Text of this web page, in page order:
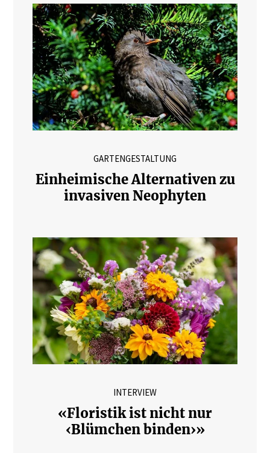
GARTENGESTALTUNG
Einheimische Alternativen zu
invasiven Neophyten
INTERVIEW
«Floristik ist nicht nur
‹Blümchen binden›»